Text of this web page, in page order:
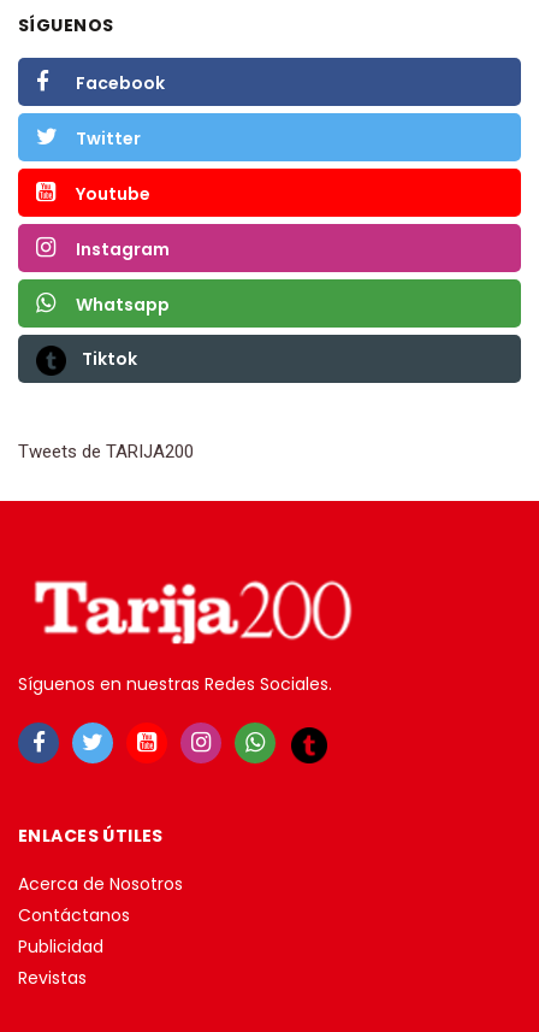
SÍGUENOS
Facebook
Twitter
Youtube
Instagram
Whatsapp
Tiktok
Tweets de TARIJA200
Síguenos en nuestras Redes Sociales.
ENLACES ÚTILES
Acerca de Nosotros
Contáctanos
Publicidad
Revistas